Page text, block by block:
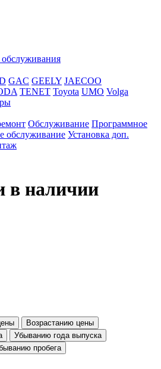
GAC GEELY JAECOO
TENET Toyota UMO Volga
Обслуживание Программное
обслуживание Установка доп.
в наличии
Возрастанию цены
Убыванию года выпуска
пробега